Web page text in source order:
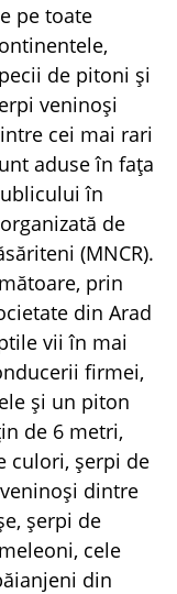
pe toate
de pitoni şi
veninoşi
cei mai rari
aduse în faţa
în
de
(MNCR).
prin
din Arad
vii în mai
firmei,
şi un piton
de 6 metri,
culori, şerpi de
dintre
şerpi de
cele
din